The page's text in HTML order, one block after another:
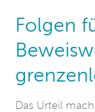
Folgen
Das Urteil